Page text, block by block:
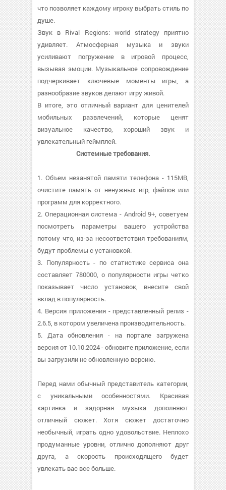
что позволяет каждому игроку выбрать стиль по
душе.
Звук в Rival Regions: world strategy приятно
удивляет. Атмосферная музыка и звуки
усиливают погружение в игровой процесс,
вызывая эмоции. Музыкальное сопровождение
подчеркивает ключевые моменты игры, а
разнообразие звуков делают игру живой.
В итоге, это отличный вариант для ценителей
мобильных развлечений, которые ценят
визуальное качество, хороший звук и
увлекательный геймплей.
Системные требования.
1. Объем незанятой памяти телефона - 115MB,
очистите память от ненужных игр, файлов или
программ для корректного.
2. Операционная система - Android 9+, советуем
посмотреть параметры вашего устройства
потому что, из-за несоответствия требованиям,
будут проблемы с установкой.
3. Популярность - по статистике сервиса она
составляет 780000, о популярности игры четко
показывает число установок, внесите свой
вклад в популярность.
4. Версия приложения - представленный релиз -
2.6.5, в котором увеличена производительность.
5. Дата обновления - на портале загружена
версия от 10.10.2024 - обновите приложение, если
вы загрузили не обновленную версию.
Перед нами обычный представитель категории,
с уникальными особенностями. Красивая
картинка и задорная музыка дополняют
отличный сюжет. Хотя сюжет достаточно
необычный, играть одно удовольствие. Неплохо
продуманные уровни, отлично дополняют друг
друга, а скорость происходящего будет
увлекать вас все больше.